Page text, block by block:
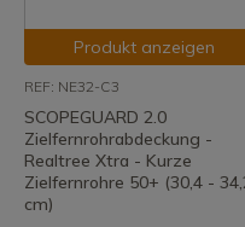
Produkt anzeigen
REF: NE32-C3
SCOPEGUARD 2.0
Zielfernrohrabdeckung -
Realtree Xtra - Kurze
Zielfernrohre 50+ (30,4 -
cm)